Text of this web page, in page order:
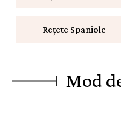
Rețete Spaniole
Mod